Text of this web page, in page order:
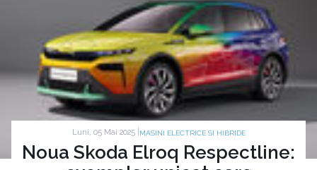
Luni, 05 Mai 2025 | MASINI ELECTRICE SI HIBRIDE
Noua Skoda Elroq Respectline: